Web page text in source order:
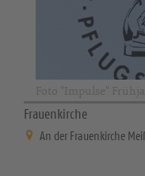
Frauenkirche
An der Frauenkirche